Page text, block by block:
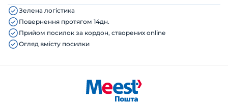
Зелена логістика
Повернення протягом 14дн.
Прийом посилок за кордон, створених online
Огляд вмісту посилки